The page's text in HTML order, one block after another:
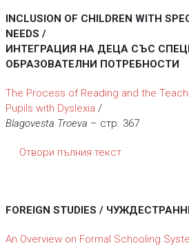
INCLUSION OF CHILDREN WITH
NEEDS /
ИНТЕГРАЦИЯ НА ДЕЦА СЪС
ОБРАЗОВАТЕЛНИ ПОТРЕБНОСТИ
The Process of Reading and the
Pupils with Dyslexia /
Blagovesta Troeva – стр. 367
Отвори пълния текст
FOREIGN STUDIES /
An Overview on Formal Schooling